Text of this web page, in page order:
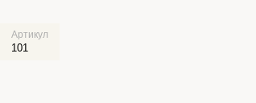
Артикул
101